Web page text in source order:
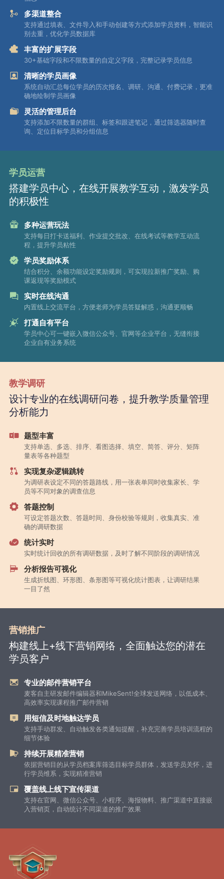
多渠道整合
支持通过填表、文件导入和手动创建等方式添加学员资料，智能识
别去重，优化学员数据库
丰富的扩展字段
30+基础字段和不限数量的自定义字段，完整记录学员信息
清晰的学员画像
系统自动汇总每位学员的历次报名、调研、沟通、付费记录，更准
确地绘制学员画像
灵活的管理后台
支持添加不限数量的群组、标签和跟进笔记，通过筛选器随时查
询、定位目标学员和分组信息
学员运营
搭建学员中心，在线开展教学互动，激发学员
的积极性
多种运营玩法
支持每日打卡送福利、作业提交批改、在线考试等教学互动流
程，提升学员粘性
学员奖励体系
结合积分、余额功能设定奖励规则，可实现拉新推广奖励、购
课返现等奖励模式
实时在线沟通
内置线上交流平台，方便老师为学员答疑解惑，沟通更顺畅
打通自有平台
学员中心可一键嵌入微信公众号、官网等企业平台，无缝衔接
企业自有业务系统
教学调研
设计专业的在线调研问卷，提升教学质量管理
分析能力
题型丰富
支持单选、多选、排序、看图选择、填空、简答、评分、矩阵
量表等各种题型
实现复杂逻辑跳转
为调研表设定不同的答题路线，用一张表单同时收集家长、学
员等不同对象的调查信息
答题控制
可设定答题次数、答题时间、身份校验等规则，收集真实、准
确的调研数据
统计实时
实时统计回收的所有调研数据，及时了解不同阶段的调研情况
分析报告可视化
生成折线图、环形图、条形图等可视化统计图表，让调研结果
一目了然
营销推广
构建线上+线下营销网络，全面触达您的潜在
学员客户
专业的邮件营销平台
麦客自主研发邮件编辑器和MikeSent!全球发送网络，以低成本、
高效率实现课程推广邮件营销
用短信及时地触达学员
支持手动群发、自动触发各类通知提醒，补充完善学员培训流程的
细节体验
持续开展精准营销
依据营销目的从学员档案库筛选目标学员群体，发送学员关怀，进
行学员维系，实现精准营销
覆盖线上线下宣传渠道
支持在官网、微信公众号、小程序、海报物料、推广渠道中直接嵌
入营销页，自动统计不同渠道的推广效果